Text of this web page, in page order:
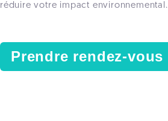
réduire votre impact environnemental.
Prendre rendez-vous